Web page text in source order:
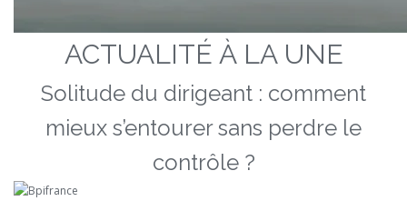
ACTUALITÉ À LA UNE
Solitude du dirigeant : comment
mieux s’entourer sans perdre le
contrôle ?